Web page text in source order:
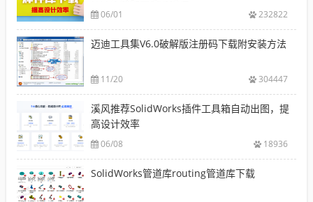
06/01 232822
迈迪工具集V6.0破解版注册码下载附安装方法
11/20 304447
溪风推荐SolidWorks插件工具箱自动出图，提
高设计效率
06/08 18936
SolidWorks管道库routing管道库下载